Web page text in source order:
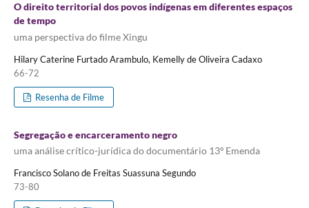
O direito territorial dos povos indígenas em diferentes espaços
de tempo
uma perspectiva do filme Xingu
Hilary Caterine Furtado Arambulo, Kemelly de Oliveira Cadaxo
66-72
Resenha de Filme
Segregação e encarceramento negro
uma análise crítico-jurídica do documentário 13º Emenda
Francisco Solano de Freitas Suassuna Segundo
73-80